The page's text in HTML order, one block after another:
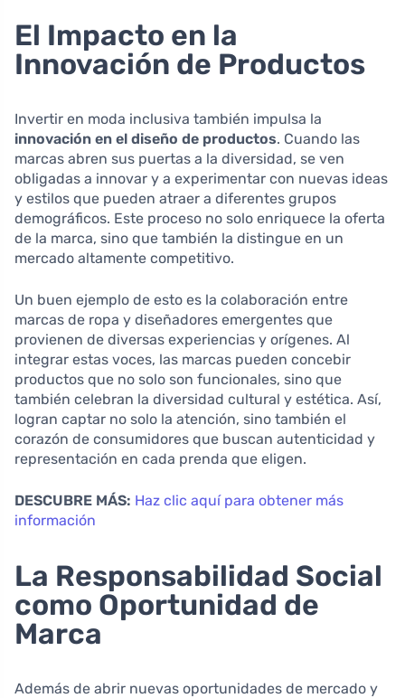
El Impacto en la
Innovación de Productos
Invertir en moda inclusiva también impulsa la
innovación en el diseño de productos. Cuando las
marcas abren sus puertas a la diversidad, se ven
obligadas a innovar y a experimentar con nuevas ideas
y estilos que pueden atraer a diferentes grupos
demográficos. Este proceso no solo enriquece la oferta
de la marca, sino que también la distingue en un
mercado altamente competitivo.
Un buen ejemplo de esto es la colaboración entre
marcas de ropa y diseñadores emergentes que
provienen de diversas experiencias y orígenes. Al
integrar estas voces, las marcas pueden concebir
productos que no solo son funcionales, sino que
también celebran la diversidad cultural y estética. Así,
logran captar no solo la atención, sino también el
corazón de consumidores que buscan autenticidad y
representación en cada prenda que eligen.
DESCUBRE MÁS: Haz clic aquí para obtener más
información
La Responsabilidad Social
como Oportunidad de
Marca
Además de abrir nuevas oportunidades de mercado y